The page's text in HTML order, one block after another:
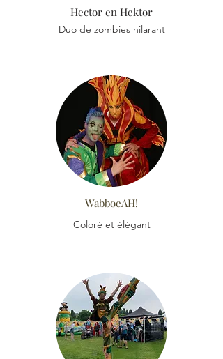
Hector en Hektor
Duo de zombies hilarant
WabboeAH!
Coloré et élégant